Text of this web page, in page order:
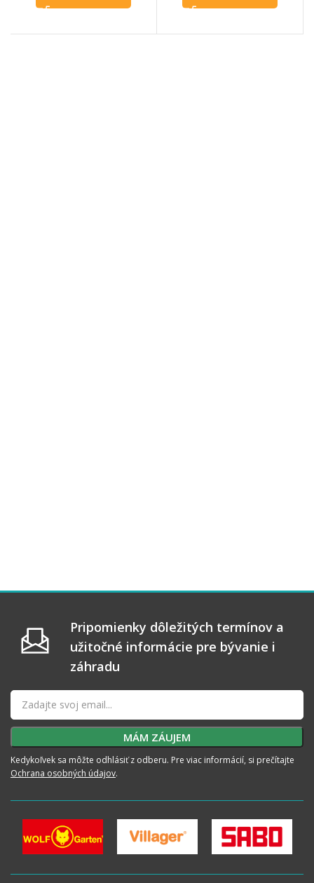
Pripomienky dôležitých termínov a
užitočné informácie pre bývanie i
záhradu
Kedykoľvek sa môžte odhlásiť z odberu. Pre viac informácií, si prečítajte
Ochrana osobných údajov.